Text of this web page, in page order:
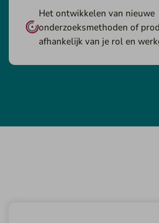
Het ontwikkelen van nieuwe
onderzoeksmethoden of
afhankelijk van je rol en